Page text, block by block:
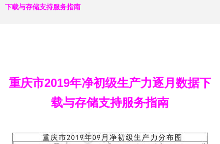
下载与存储支持服务指南
重庆市2019年净初级生产力逐月数据下
载与存储支持服务指南